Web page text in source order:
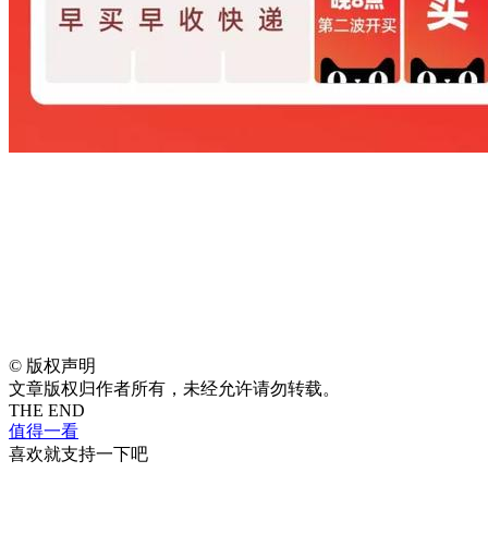
© 版权声明
文章版权归作者所有，未经允许请勿转载。
THE END
值得一看
喜欢就支持一下吧